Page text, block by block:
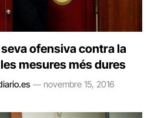
seva ofensiva contra la
mesures més dures
novembre 15, 2016